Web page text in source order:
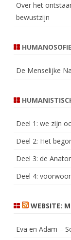
Over het
bewustzijn
De Menselijke
Deel 1: we zijn
Deel 2: Het
Deel 3: de
Deel 4:
WEBSITE:
Eva en Adam –